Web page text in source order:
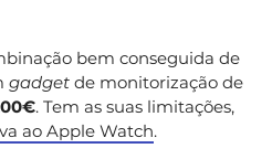
bem conseguida de
gadget de monitorização de
. Tem as suas limitações,
ao Apple Watch.